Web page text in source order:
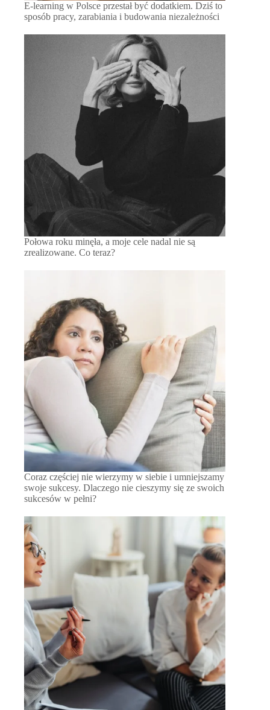
E-learning w Polsce przestał być dodatkiem. Dziś to
sposób pracy, zarabiania i budowania niezależności
Połowa roku minęła, a moje cele nadal nie są
zrealizowane. Co teraz?
Coraz częściej nie wierzymy w siebie i umniejszamy
swoje sukcesy. Dlaczego nie cieszymy się ze swoich
sukcesów w pełni?